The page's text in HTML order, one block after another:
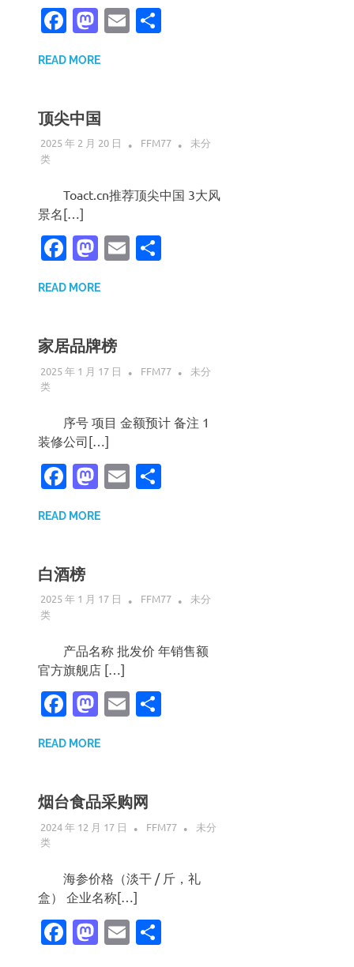
Facebook
Mastodon
Email
READ MORE
顶尖中国
2025 年 2 月 20 日 FFM77
未分
类
Toact.cn推荐顶尖中国 3大风
景名[…]
Facebook
Mastodon
Email
READ MORE
家居品牌榜
2025 年 1 月 17 日 FFM77
未分
类
序号 项目 金额预计 备注 1
装修公司[…]
Facebook
Mastodon
Email
READ MORE
白酒榜
2025 年 1 月 17 日 FFM77
未分
类
产品名称 批发价 年销售额
官方旗舰店 […]
Facebook
Mastodon
Email
READ MORE
烟台食品采购网
2024 年 12 月 17 日 FFM77
未分
类
海参价格（淡干 / 斤，礼
盒） 企业名称[…]
Facebook
Mastodon
Email